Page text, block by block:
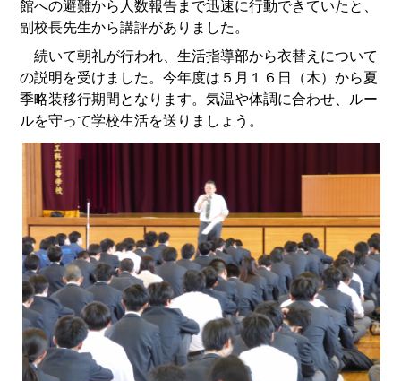
館への避難から人数報告まで迅速に行動できていたと、
副校長先生から講評がありました。
続いて朝礼が行われ、生活指導部から衣替えについて
の説明を受けました。今年度は５月１６日（木）から夏
季略装移行期間となります。気温や体調に合わせ、ルー
ルを守って学校生活を送りましょう。